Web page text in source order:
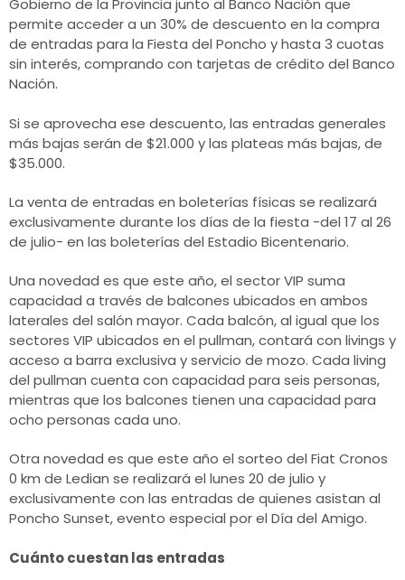
Gobierno de la Provincia junto al Banco Nación que
permite acceder a un 30% de descuento en la compra
de entradas para la Fiesta del Poncho y hasta 3 cuotas
sin interés, comprando con tarjetas de crédito del Banco
Nación.
Si se aprovecha ese descuento, las entradas generales
más bajas serán de $21.000 y las plateas más bajas, de
$35.000.
La venta de entradas en boleterías físicas se realizará
exclusivamente durante los días de la fiesta -del 17 al 26
de julio- en las boleterías del Estadio Bicentenario.
Una novedad es que este año, el sector VIP suma
capacidad a través de balcones ubicados en ambos
laterales del salón mayor. Cada balcón, al igual que los
sectores VIP ubicados en el pullman, contará con livings y
acceso a barra exclusiva y servicio de mozo. Cada living
del pullman cuenta con capacidad para seis personas,
mientras que los balcones tienen una capacidad para
ocho personas cada uno.
Otra novedad es que este año el sorteo del Fiat Cronos
0 km de Ledian se realizará el lunes 20 de julio y
exclusivamente con las entradas de quienes asistan al
Poncho Sunset, evento especial por el Día del Amigo.
Cuánto cuestan las entradas